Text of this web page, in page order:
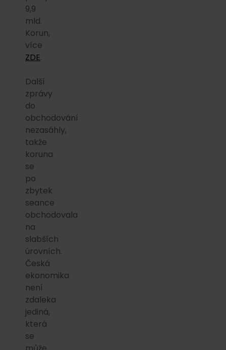
9,9
mld.
Korun,
více
ZDE.
Další
zprávy
do
obchodování
nezasáhly,
takže
koruna
se
po
zbytek
seance
obchodovala
na
slabších
úrovních.
Česká
ekonomika
není
zdaleka
jediná,
která
se